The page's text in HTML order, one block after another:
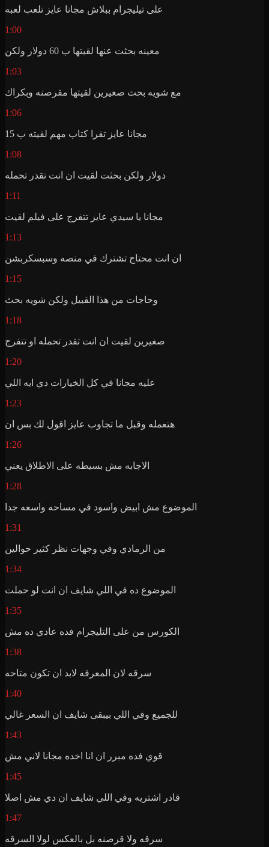
على تيليجرام ببلاش مجانا عايز تلعب لعبه
1:00
معينه بحثت عنها لقيتها ب 60 دولار ولكن
1:03
مع شويه بحث صغيرين لقيتها مقرصنه وبكراك
1:06
مجانا عايز تقرا كتاب مهم لقيته ب 15
1:08
دولار ولكن بحثت لقيت ان انت تقدر تحمله
1:11
مجانا يا سيدي عايز تتفرج على فيلم لقيت
1:13
ان انت محتاج تشترك في منصه وسبسكربشن
1:15
وحاجات من هذا القبيل ولكن شويه بحث
1:18
صغيرين لقيت ان انت تقدر تحمله او تتفرج
1:20
عليه مجانا في كل الخيارات دي ايه اللي
1:23
هتعمله وقبل ما تجاوب عايز اقول لك بس ان
1:26
الاجابه مش بسيطه على الاطلاق يعني
1:28
الموضوع مش ابيض واسود في مساحه واسعه جدا
1:31
من الرمادي وفي وجهات نظر كثير حوالين
1:34
الموضوع ده في اللي شايف ان انت لو حملت
1:35
الكورس من على التليجرام فده عادي ده مش
1:38
سرقه لان المعرفه لابد ان تكون متاحه
1:40
للجميع وفي اللي بيبقى شايف ان السعر غالي
1:43
قوي فده مبرر ان انا اخده مجانا لاني مش
1:45
قادر اشتريه وفي اللي شايف ان دي مش اصلا
1:47
سرقه ولا قرصنه بل بالعكس لولا السرقه